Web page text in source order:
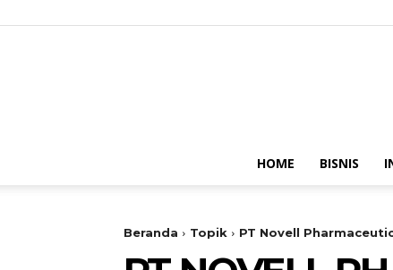
HOME BISNIS
Beranda Topik PT Novell